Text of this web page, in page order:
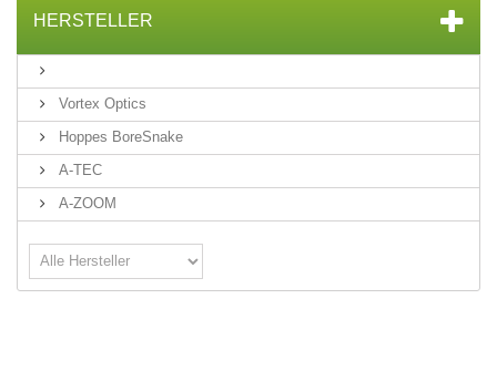
HERSTELLER
Vortex Optics
Hoppes BoreSnake
A-TEC
A-ZOOM